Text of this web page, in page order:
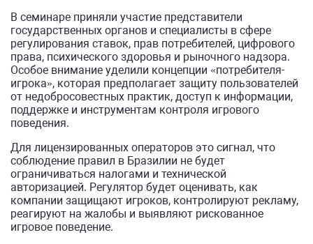
В семинаре приняли участие представители
государственных органов и специалисты в сфере
регулирования ставок, прав потребителей, цифрового
права, психического здоровья и рыночного надзора.
Особое внимание уделили концепции «потребителя-
игрока», которая предполагает защиту пользователей
от недобросовестных практик, доступ к информации,
поддержке и инструментам контроля игрового
поведения.
Для лицензированных операторов это сигнал, что
соблюдение правил в Бразилии не будет
ограничиваться налогами и технической
авторизацией. Регулятор будет оценивать, как
компании защищают игроков, контролируют рекламу,
реагируют на жалобы и выявляют рискованное
игровое поведение.